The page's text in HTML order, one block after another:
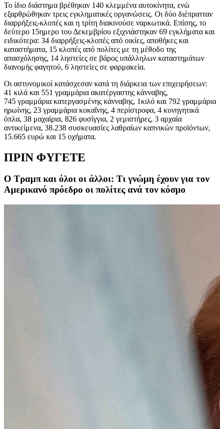
Το ίδιο διάστημα βρέθηκαν 140 κλεμμένα αυτοκίνητα, ενώ
εξαρθρώθηκαν τρεις εγκληματικές οργανώσεις. Οι δύο διέπρατταν
διαρρήξεις-κλοπές και η τρίτη διακινούσε ναρκωτικά. Επίσης, το
δεύτερο 15ημερο του Δεκεμβρίου εξιχνιάστηκαν 69 εγκλήματα και
ειδικότερα: 34 διαρρήξεις-κλοπές από οικίες, αποθήκες και
καταστήματα, 15 κλοπές από πολίτες με τη μέθοδο της
απασχόλησης, 14 ληστείες σε βάρος υπάλληλων καταστημάτων
διανομής φαγητού, 6 ληστείες σε φαρμακεία.
Οι αστυνομικοί κατάσχεσαν κατά τη διάρκεια των επιχειρήσεων:
41 κιλά και 551 γραμμάρια ακατέργαστης κάνναβης,
745 γραμμάρια κατεργασμένης κάνναβης, 1κιλό και 792 γραμμάρια
ηρωίνης, 23 γραμμάρια κοκαΐνης, 4 περίστροφα, 4 κυνηγητικά
όπλα, 38 μαχαίρια, 826 φυσίγγια, 2 γεμιστήρες, 3 αρχαία
αντικείμενα, 38.238 συσκευασίες λαθραίων καπνικών προϊόντων,
15.665 ευρώ και 15 οχήματα.
ΠΡΙΝ ΦΥΓΕΤΕ
Ο Τραμπ και όλοι οι άλλοι: Τι γνώμη έχουν για τον
Αμερικανό πρόεδρο οι πολίτες ανά τον κόσμο